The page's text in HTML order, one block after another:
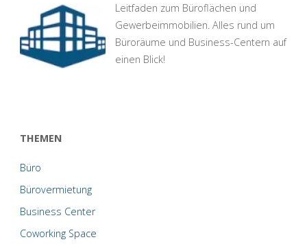
Leitfaden zum Büroflächen und
Gewerbeimmobilien. Alles rund um
Büroräume und Business-Centern auf
einen Blick!
THEMEN
Büro
Bürovermietung
Business Center
Coworking Space